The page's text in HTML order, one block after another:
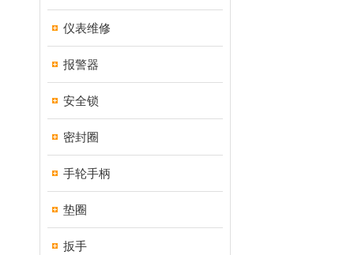
仪表维修
报警器
安全锁
密封圈
手轮手柄
垫圈
扳手